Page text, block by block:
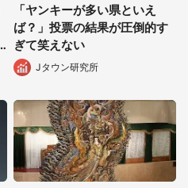
「ヤンキーが多い県といえ
ば？」投票の結果が圧倒的す
ぎて笑えない
Jタウン研究所